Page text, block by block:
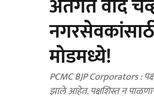
अंतर्गत वाद
मोडमध्ये!
PCMC BJP Corporators :
झाले आहेत. पक्षशिस्त न